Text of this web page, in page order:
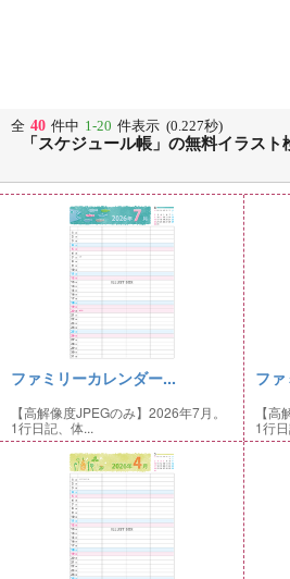
全 40 件中 1-20 件表示 (0.227秒)
「スケジュール帳」の無料イラスト
ファミリーカレンダー...
【高解像度JPEGのみ】2026年7月。
1行日記、体...
フ
【
1行